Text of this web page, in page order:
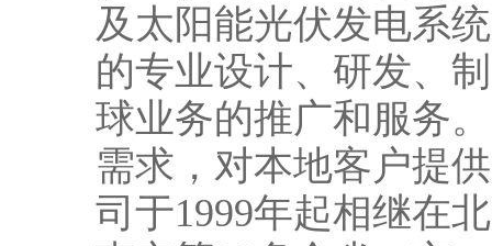
及太阳能光伏发电系
的专业设计、研发、
球业务的推广和服务
需求，对本地客户提
司于1999年起相继在